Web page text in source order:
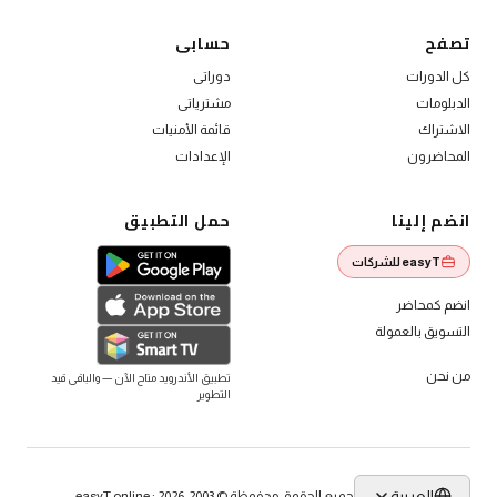
تصفح
كل الدورات
الدبلومات
الاشتراك
المحاضرون
حسابى
دوراتى
مشترياتى
قائمة الأمنيات
الإعدادات
انضم إلينا
easyT للشركات
انضم كمحاضر
التسويق بالعمولة
من نحن
حمل التطبيق
تطبيق الأندرويد متاح الآن — والباقى قيد
التطوير